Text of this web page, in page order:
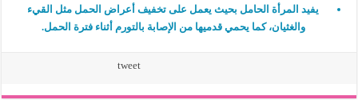
يفيد المرأة الحامل بحيث يعمل على تخفيف أعراض الحمل مثل القيء
والغثيان، كما يحمي قدميها من الإصابة بالتورم أثناء فترة الحمل.
tweet